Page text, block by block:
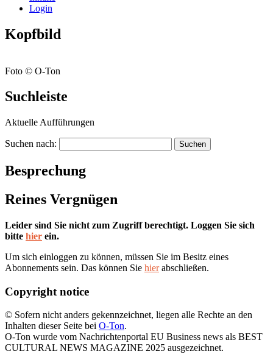
Login
Kopfbild
Foto © O-Ton
Suchleiste
Aktuelle Aufführungen
Suchen nach:
Besprechung
Reines Vergnügen
Leider sind Sie nicht zum Zugriff berechtigt. Loggen Sie sich
bitte hier ein.
Um sich einloggen zu können, müssen Sie im Besitz eines
Abonnements sein. Das können Sie hierabschließen.
Copyright notice
© Sofern nicht anders gekennzeichnet, liegen alle Rechte an den
Inhalten dieser Seite bei O-Ton.
O-Ton wurde vom Nachrichtenportal EU Business news als BEST
CULTURAL NEWS MAGAZINE 2025 ausgezeichnet.